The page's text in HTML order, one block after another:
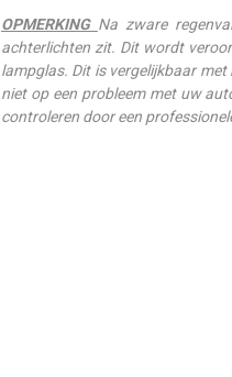
OPMERKING Na zware
achterlichten zit. Dit wordt
lampglas. Dit is vergelijkbaar
niet op een probleem met uw
controleren door een